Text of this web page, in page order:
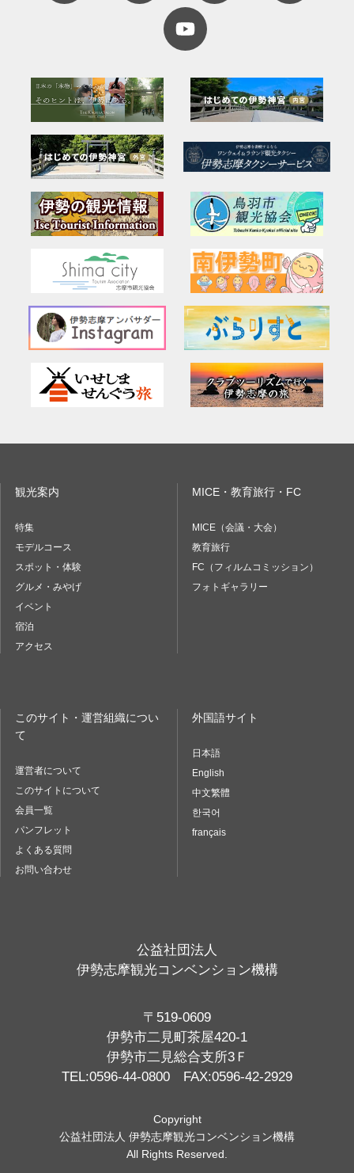
観光案内
特集
モデルコース
スポット・体験
グルメ・みやげ
イベント
宿泊
アクセス
MICE・教育旅行・FC
MICE（会議・大会）
教育旅行
FC（フィルムコミッション）
フォトギャラリー
このサイト・運営組織につい
て
運営者について
このサイトについて
会員一覧
パンフレット
よくある質問
お問い合わせ
外国語サイト
日本語
English
中文繁體
한국어
français
公益社団法人
伊勢志摩観光コンベンション機構
〒519-0609
伊勢市二見町茶屋420-1
伊勢市二見総合支所3Ｆ
TEL:0596-44-0800 FAX:0596-42-2929
Copyright
公益社団法人 伊勢志摩観光コンベンション機構
All Rights Reserved.